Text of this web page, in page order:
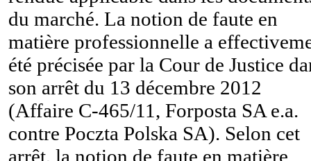
du marché. La notion de faute en
matière professionnelle a
été précisée par la Cour de Justice
son arrêt du 13 décembre 2012
(Affaire C-465/11, Forposta SA e.a.
contre Poczta Polska SA). Selon cet
arrêt, la notion de faute en matière